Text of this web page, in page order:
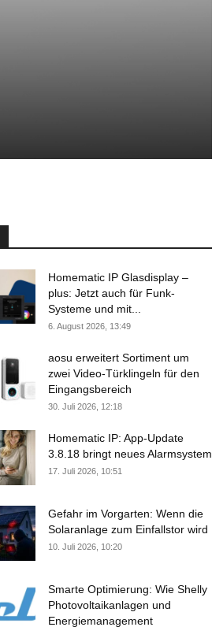
Homematic IP Glasdisplay –
plus: Jetzt auch für Funk-
Systeme und mit...
6. August 2026, 13:49
aosu erweitert Sortiment um
zwei Video-Türklingeln für den
Eingangsbereich
30. Juli 2026, 12:18
Homematic IP: App-Update
3.8.18 bringt neues Alarmsystem
17. Juli 2026, 10:51
Gefahr im Vorgarten: Wenn die
Solaranlage zum Einfallstor wird
10. Juli 2026, 10:20
Smarte Optimierung: Wie Shelly
Photovoltaikanlagen und
Energiemanagement